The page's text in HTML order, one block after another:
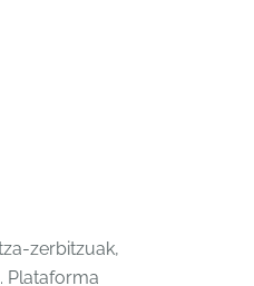
zerbitzuak,
Plataforma